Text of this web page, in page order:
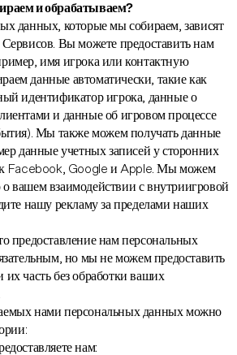
и обрабатываем?
данных, которые мы собираем, зависят
Вы можете предоставить нам
имя игрока или контактную
данные автоматически, такие как
идентификатор игрока, данные о
и данные об игровом процессе
Мы также можем получать данные
данные учетных записей у сторонних
Facebook, Google и Apple. Мы можем
вашем взаимодействии с внутриигровой
нашу рекламу за пределами наших
предоставление нам персональных
но мы не можем предоставить
часть без обработки ваших
нами персональных данных можно
нам: